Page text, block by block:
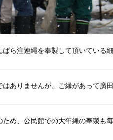
ら注連縄を奉製して頂いている
ありませんが、ご縁があって廣
め、公民館での大年縄の奉製も